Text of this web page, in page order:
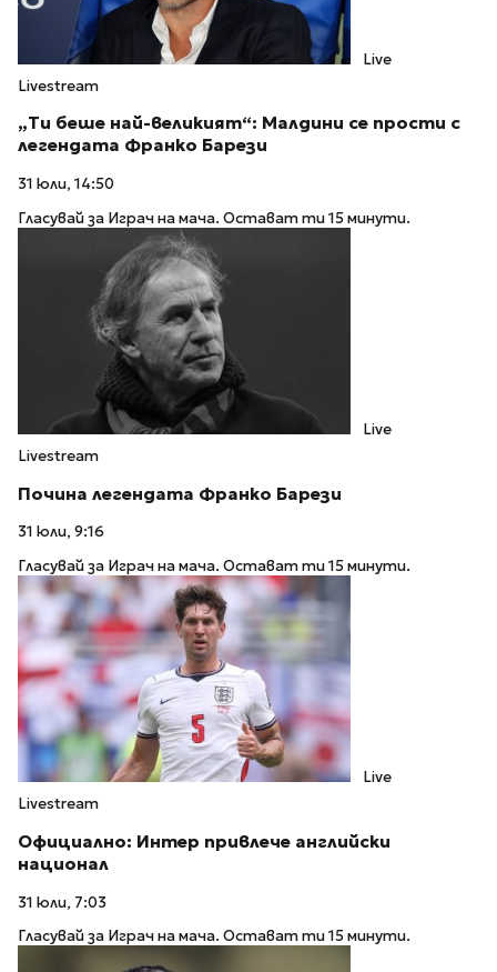
Live
Livestream
„Ти беше най-великият“: Малдини се прости с
легендата Франко Барези
31 юли, 14:50
Гласувай за Играч на мача. Остават ти 15 минути.
Live
Livestream
Почина легендата Франко Барези
31 юли, 9:16
Гласувай за Играч на мача. Остават ти 15 минути.
Live
Livestream
Официално: Интер привлече английски
национал
31 юли, 7:03
Гласувай за Играч на мача. Остават ти 15 минути.